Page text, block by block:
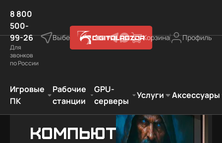
8 800
500-
99-26
Для
звонков
по России
Выберите город Корзина Профиль
Игровые
ПК
Рабочие
станции
GPU-
серверы
Услуги Аксессуары
Компьютеры